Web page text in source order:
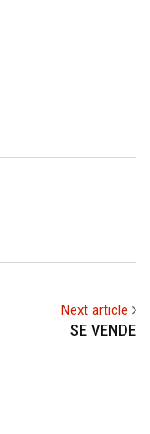
Next article
SE VENDE